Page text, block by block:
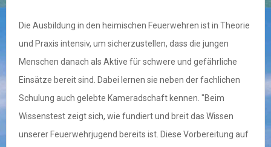
Die Ausbildung in den heimischen Feuerwehren ist in Theorie
und Praxis intensiv, um sicherzustellen, dass die jungen
Menschen danach als Aktive für schwere und gefährliche
Einsätze bereit sind. Dabei lernen sie neben der fachlichen
Schulung auch gelebte Kameradschaft kennen. "Beim
Wissenstest zeigt sich, wie fundiert und breit das Wissen
unserer Feuerwehrjugend bereits ist. Diese Vorbereitung auf